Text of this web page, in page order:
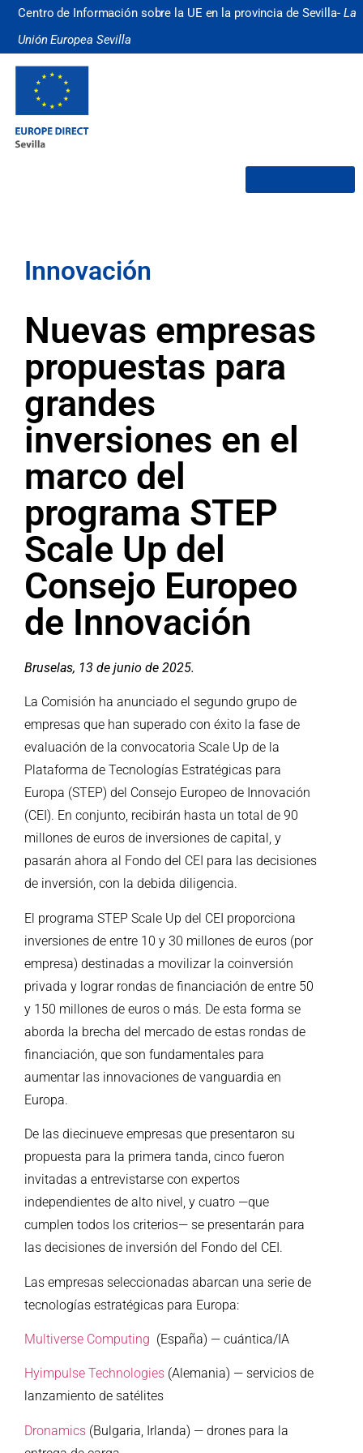
Centro de Información sobre la UE en la provincia de Sevilla- La
Unión Europea Sevilla
Innovación
Nuevas empresas
propuestas para
grandes
inversiones en el
marco del
programa STEP
Scale Up del
Consejo Europeo
de Innovación
Bruselas, 13 de junio de 2025.
La Comisión ha anunciado el segundo grupo de
empresas que han superado con éxito la fase de
evaluación de la convocatoria Scale Up de la
Plataforma de Tecnologías Estratégicas para
Europa (STEP) del Consejo Europeo de Innovación
(CEI). En conjunto, recibirán hasta un total de 90
millones de euros de inversiones de capital, y
pasarán ahora al Fondo del CEI para las decisiones
de inversión, con la debida diligencia.
El programa STEP Scale Up del CEI proporciona
inversiones de entre 10 y 30 millones de euros (por
empresa) destinadas a movilizar la coinversión
privada y lograr rondas de financiación de entre 50
y 150 millones de euros o más. De esta forma se
aborda la brecha del mercado de estas rondas de
financiación, que son fundamentales para
aumentar las innovaciones de vanguardia en
Europa.
De las diecinueve empresas que presentaron su
propuesta para la primera tanda, cinco fueron
invitadas a entrevistarse con expertos
independientes de alto nivel, y cuatro —que
cumplen todos los criterios— se presentarán para
las decisiones de inversión del Fondo del CEI.
Las empresas seleccionadas abarcan una serie de
tecnologías estratégicas para Europa:
Multiverse Computing (España) — cuántica/IA
Hyimpulse Technologies (Alemania) — servicios de
lanzamiento de satélites
Dronamics (Bulgaria, Irlanda) — drones para la